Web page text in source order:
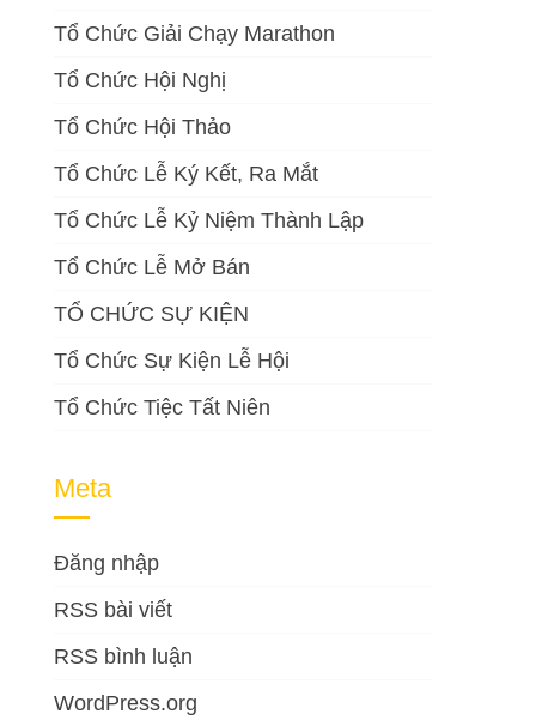
Tổ Chức Giải Chạy Marathon
Tổ Chức Hội Nghị
Tổ Chức Hội Thảo
Tổ Chức Lễ Ký Kết, Ra Mắt
Tổ Chức Lễ Kỷ Niệm Thành Lập
Tổ Chức Lễ Mở Bán
TỔ CHỨC SỰ KIỆN
Tổ Chức Sự Kiện Lễ Hội
Tổ Chức Tiệc Tất Niên
Meta
Đăng nhập
RSS bài viết
RSS bình luận
WordPress.org